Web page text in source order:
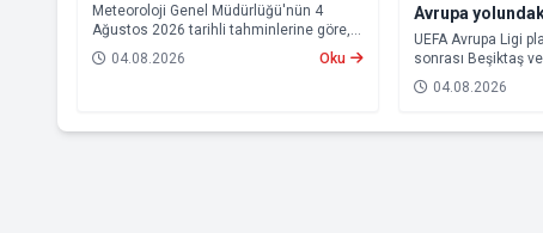
Meteoroloji Genel Müdürlüğü'nün 4
Ağustos 2026 tarihli tahminlerine göre,
yurdun kuzey kesimleri ile Akdeniz'in iç
bölgelerinde yer yer sağanak ve gök
04.08.2026 Oku
Avrupa
rakipleri netleşti
UEFA Avrupa Ligi
sonrası Beşiktaş
rakipleri belli oldu.
yoluna devam eden
için kritik
04.08.2026